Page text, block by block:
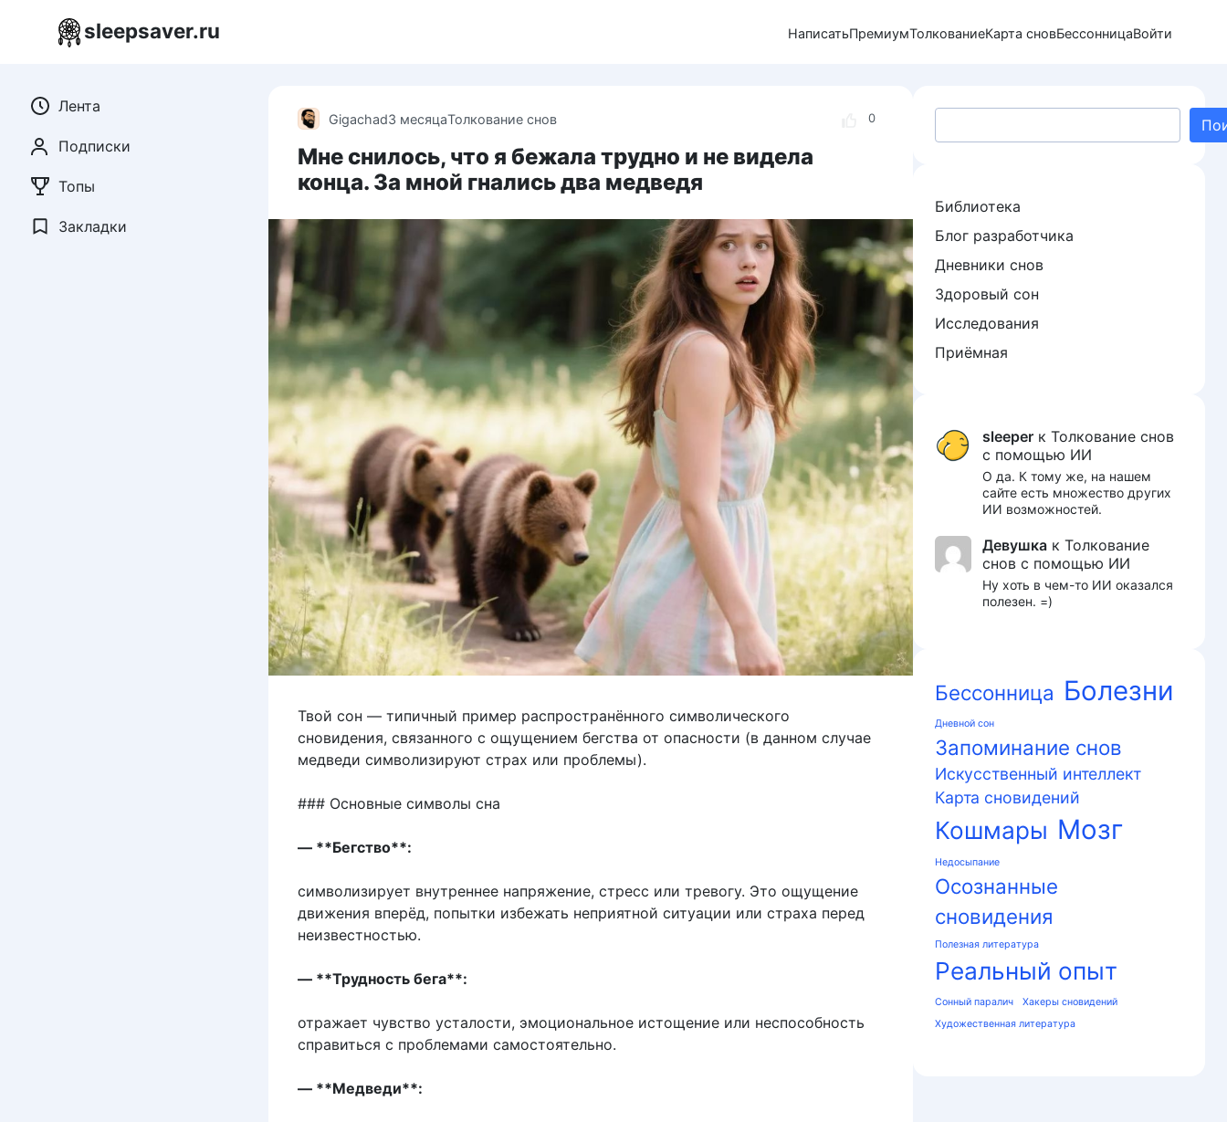
sleepsaver.ru НаписатьПремиумТолкованиеКарта сновБессонницаВойти
0
Gigachad3 месяцаТолкование снов
Мне снилось, что я бежала трудно и не видела
конца. За мной гнались два медведя
Твой сон — типичный пример распространённого символического
сновидения, связанного с ощущением бегства от опасности (в данном случае
медведи символизируют страх или проблемы).
### Основные символы сна
— **Бегство**:
символизирует внутреннее напряжение, стресс или тревогу. Это ощущение
движения вперёд, попытки избежать неприятной ситуации или страха перед
неизвестностью.
— **Трудность бега**:
отражает чувство усталости, эмоциональное истощение или неспособность
справиться с проблемами самостоятельно.
— **Медведи**:
Лента
Подписки
Топы
Закладки
Библиотека
Блог разработчика
Дневники снов
Здоровый сон
Исследования
Приёмная
sleeper к Толкование снов
с помощью ИИ
О да. К тому же, на нашем
сайте есть множество других
ИИ возможностей.
Девушка к Толкование
снов с помощью ИИ
Ну хоть в чем-то ИИ оказался
полезен. =)
Бессонница Болезни
Дневной сон
Запоминание снов
Искусственный интеллект
Карта сновидений
Кошмары Мозг
Недосыпание
Осознанные
сновидения
Полезная литература
Реальный опыт
Сонный паралич
Хакеры сновидений
Художественная литература